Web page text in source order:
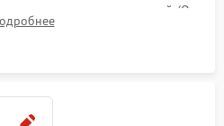
силиконовых уплотнителей (O-
для надежного устранения